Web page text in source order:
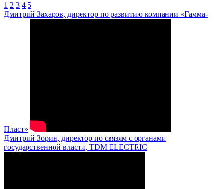
1 2 3 4 5
Дмитрий Захаров, директор по развитию компании «Гамма-
Пласт»
Дмитрий Зорин, директор по связям с органами
государственной власти, TDM ELECTRIC